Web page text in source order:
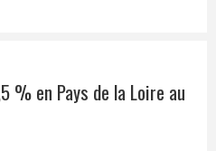
% en Pays de la Loire au